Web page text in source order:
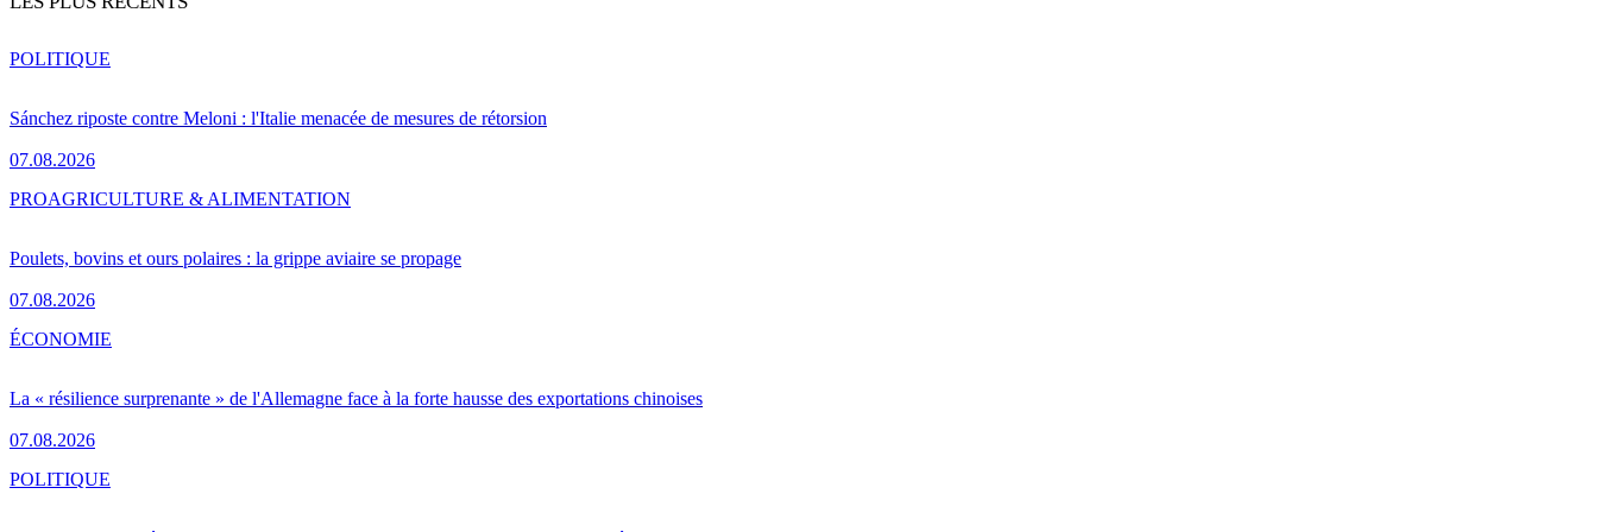
Sánchez riposte contre Meloni : l'Italie menacée de mesures de rétorsion
07.08.2026
POLITIQUE
Poulets, bovins et ours polaires : la grippe aviaire se propage
07.08.2026
PROAGRICULTURE & ALIMENTATION
La « résilience surprenante » de l'Allemagne face à la forte hausse des exportations chinoises
07.08.2026
ÉCONOMIE
POLITIQUE